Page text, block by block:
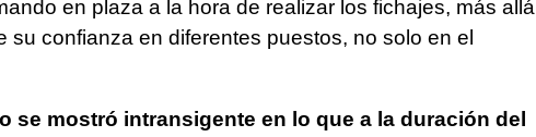
en plaza a la hora de realizar los fichajes, más allá
su confianza en diferentes puestos, no solo en el
se mostró intransigente en lo que a la duración del